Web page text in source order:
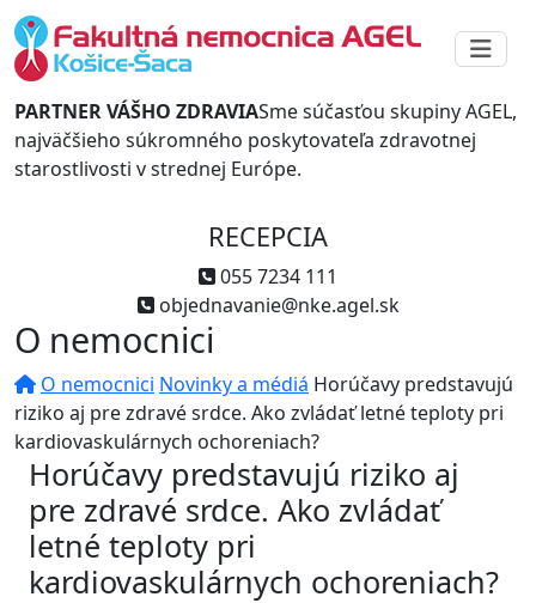
PARTNER VÁŠHO ZDRAVIASme súčasťou skupiny AGEL,
najväčšieho súkromného poskytovateľa zdravotnej
starostlivosti v strednej Európe.
RECEPCIA
055 7234 111
objednavanie@nke.agel.sk
O nemocnici
O nemocnici Novinky a médiá Horúčavy predstavujú
riziko aj pre zdravé srdce. Ako zvládať letné teploty pri
kardiovaskulárnych ochoreniach?
Horúčavy predstavujú riziko aj
pre zdravé srdce. Ako zvládať
letné teploty pri
kardiovaskulárnych ochoreniach?